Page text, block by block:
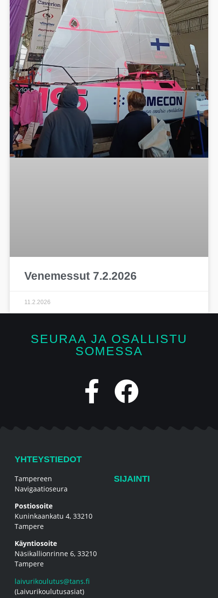
Venemessut 7.2.2026
11.2.2026
SEURAA JA OSALLISTU
SOMESSA
YHTEYSTIEDOT
Tampereen
Navigaatioseura
Postiosoite
Kuninkaankatu 4, 33210
Tampere
Käyntiosoite
Näsikallionrinne 6, 33210
Tampere
laivurikoulutus@tans.fi
(Laivurikoulutusasiat)
SIJAINTI